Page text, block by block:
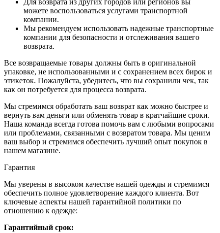
можете воспользоваться услугами транспортной
компании.
Мы рекомендуем использовать надежные транспортные
компании для безопасности и отслеживания вашего
возврата.
Все возвращаемые товары должны быть в оригинальной
упаковке, не использованными и с сохранением всех бирок и
этикеток. Пожалуйста, убедитесь, что вы сохранили чек, так
как он потребуется для процесса возврата.
Мы стремимся обработать ваш возврат как можно быстрее и
вернуть вам деньги или обменять товар в кратчайшие сроки.
Наша команда всегда готова помочь вам с любыми вопросами
или проблемами, связанными с возвратом товара. Мы ценим
ваш выбор и стремимся обеспечить лучший опыт покупок в
нашем магазине.
Гарантия
Мы уверены в высоком качестве нашей одежды и стремимся
обеспечить полное удовлетворение каждого клиента. Вот
ключевые аспекты нашей гарантийной политики по
отношению к одежде:
Гарантийный срок: